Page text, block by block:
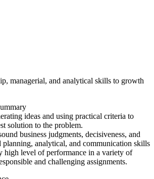
managerial, and analytical skills to growth
ideas and using practical criteria to
solution to the problem.
business judgments, decisiveness, and
planning, analytical, and communication skills
high level of performance in a variety of
and challenging assignments.